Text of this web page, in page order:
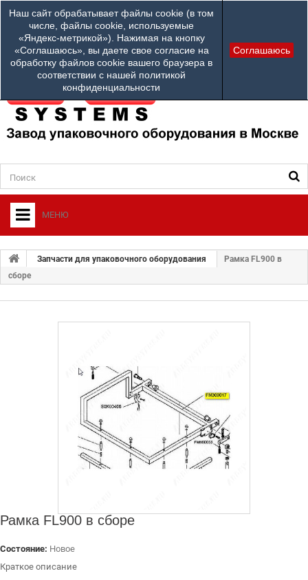
Наш сайт обрабатывает файлы cookie (в том
числе, файлы cookie, используемые
«Яндекс-метрикой»). Нажимая на кнопку
«Соглашаюсь», вы даете свое согласие на
обработку файлов cookie вашего браузера в
соответствии с нашей политикой
конфиденциальности
Соглашаюсь
Наши телефоны:
84952312100
Ваш город: Другой город
МЕНЮ
+
О ФИРМЕ
+
УПАКОВОЧНОЕ ОБОРУДОВАНИЕ
РАСХОДНЫЕ МАТЕРИАЛЫ
Запчасти для упаковочного оборудования
Рамка FL900 в
сборе
Рамка FL900 в сборе
Состояние: Новое
Краткое описание